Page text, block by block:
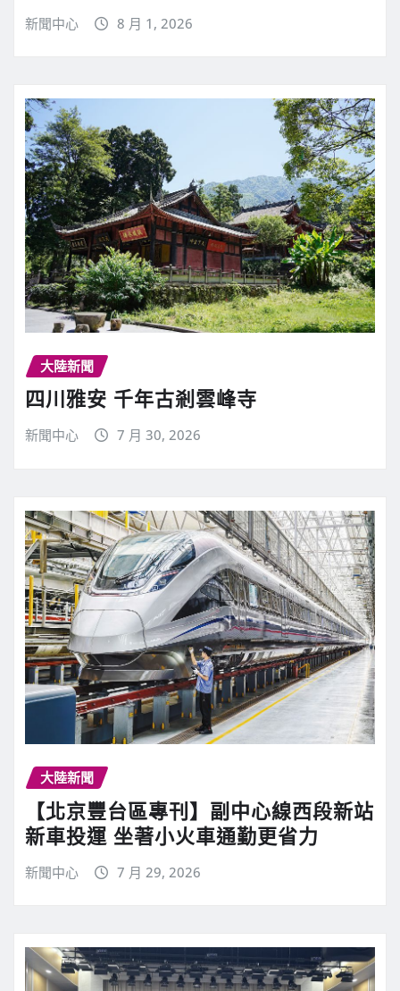
新聞中心 8 月 1, 2026
大陸新聞
四川雅安 千年古剎雲峰寺
新聞中心 7 月 30, 2026
大陸新聞
【北京豐台區專刊】副中心線西段新站
新車投運 坐著小火車通勤更省力
新聞中心 7 月 29, 2026